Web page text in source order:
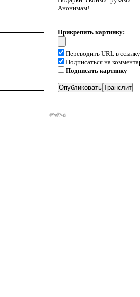
Анонимам!
Прикрепить картинку:
Переводить URL в ссылку
Подписаться на
Подписать картинку